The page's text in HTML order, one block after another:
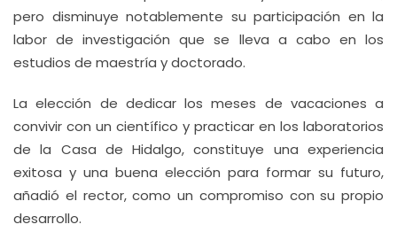
pero disminuye notablemente su participación en la
labor de investigación que se lleva a cabo en los
estudios de maestría y doctorado.
La elección de dedicar los meses de vacaciones a
convivir con un científico y practicar en los laboratorios
de la Casa de Hidalgo, constituye una experiencia
exitosa y una buena elección para formar su futuro,
añadió el rector, como un compromiso con su propio
desarrollo.